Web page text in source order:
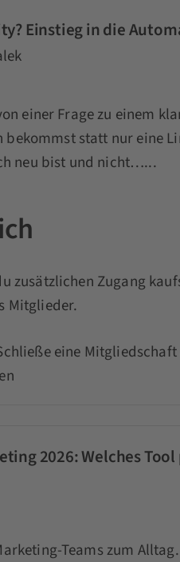
Einstieg in die
einer Frage zu einem
statt nur eine
neu bist und nicht…...
zusätzlichen Zugang
Mitglieder.
eine
2026: Welches
Teams zum